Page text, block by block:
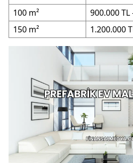
100 m²
900.000 TL
150 m²
1.200.000